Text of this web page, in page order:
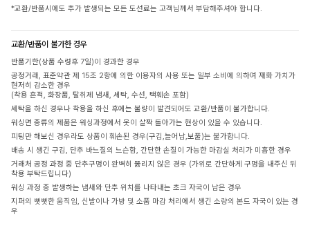
*교환/반품시에도 추가 발생되는 모든 도선료는 고객님께서 부담해주셔야 합니다.
교환/반품이 불가한 경우
반품기한(상품 수령후 7일)이 경과한 경우
공정거래, 표준약관 제 15조 2항에 의한 이용자의 사용 또는 일부 소비에 의하여 재화 가치가
현저히 감소한 경우
(착용 흔적, 화장품, 탈취제 냄새, 세탁, 수선, 택훼손 포함)
세탁을 하신 경우나 착용을 하신 후에는 불량이 발견되어도 교환/반품이 불가합니다.
워싱면 종류의 제품은 워싱과정에서 옷이 살짝 돌아가는 현상이 있을 수 있습니다.
피팅만 해보신 경우라도 상품이 훼손된 경우(구김,늘어남,보풀)는 불가합니다.
배송 시 생긴 구김, 단추 바느질의 느슨함, 간단한 손질이 가능한 마감실 처리가 미흡한 경우
거래처 공정 과정 중 단추구멍이 완벽히 뚫리지 않은 경우 (가위로 간단하게 구멍을 내주신 뒤
착용 부탁드립니다)
워싱 과정 중 발생하는 냄새와 단추 위치를 나타내는 초크 자국이 남은 경우
지퍼의 뻣뻣한 움직임, 신발이나 가방 및 소품 마감 처리에서 생긴 소량의 본드 자국이 있는 경
우